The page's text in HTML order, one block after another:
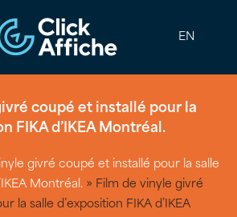
EN
coupé et installé pour la
FIKA d’IKEA Montréal.
givré coupé et installé pour la salle
Montréal. » Film de vinyle givré
la salle d’exposition FIKA d’IKEA